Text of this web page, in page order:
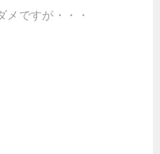
メですが・・・